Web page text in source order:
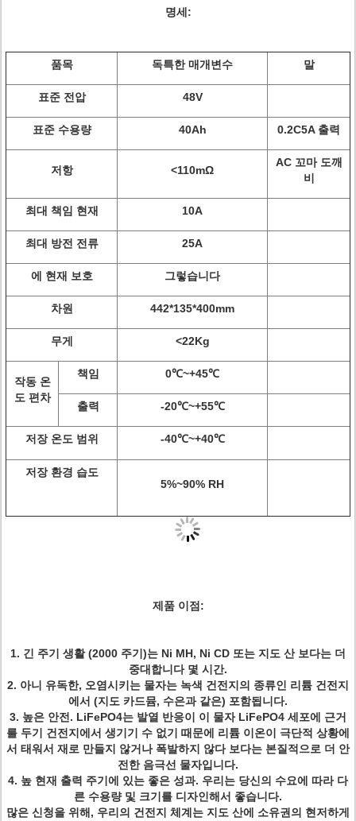
명세:
품목 독특한 매개변수 말
표준 전압 48V
표준 수용량 40Ah 0.2C5A 출력
저항 <110mΩ
AC 꼬마 도깨
비
최대 책임 현재 10A
최대 방전 전류 25A
에 현재 보호 그렇습니다
차원 442*135*400mm
무게 <22Kg
작동 온
도 편차
책임 0℃~+45℃
출력 -20℃~+55℃
저장 온도 범위 -40℃~+40℃
저장 환경 습도
5%~90% RH
제품 이점:
1. 긴 주기 생활 (2000 주기)는 Ni MH, Ni CD 또는 지도 산 보다는 더
중대합니다 몇 시간.
2. 아니 유독한, 오염시키는 물자는 녹색 건전지의 종류인 리튬 건전지
에서 (지도 카드뮴, 수은과 같은) 포함됩니다.
3. 높은 안전. LiFePO4는 발열 반응이 이 물자 LiFePO4 세포에 근거
를 두기 건전지에서 생기기 수 없기 때문에 리튬 이온이 극단적 상황에
서 태워서 재로 만들지 않거나 폭발하지 않다 보다는 본질적으로 더 안
전한 음극선 물자입니다.
4. 높 현재 출력 주기에 있는 좋은 성과. 우리는 당신의 수요에 따라 다
른 수용량 및 크기를 디자인해서 좋습니다.
많은 신청을 위해, 우리의 건전지 체계는 지도 산에 소유권의 현저하게